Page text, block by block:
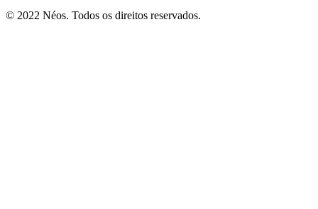
© 2022 Néos. Todos os direitos reservados.